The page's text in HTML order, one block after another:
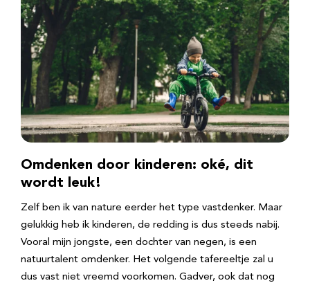
Omdenken door kinderen: oké, dit
wordt leuk!
Zelf ben ik van nature eerder het type vastdenker. Maar
gelukkig heb ik kinderen, de redding is dus steeds nabij.
Vooral mijn jongste, een dochter van negen, is een
natuurtalent omdenker. Het volgende tafereeltje zal u
dus vast niet vreemd voorkomen. Gadver, ook dat nog